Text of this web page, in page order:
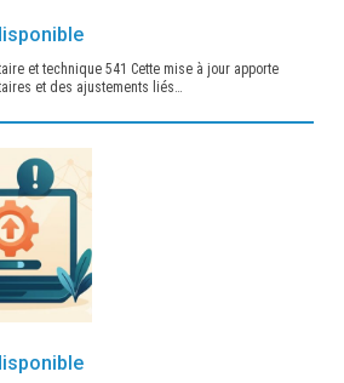
et technique 541 Cette mise à jour apporte
et des ajustements liés…